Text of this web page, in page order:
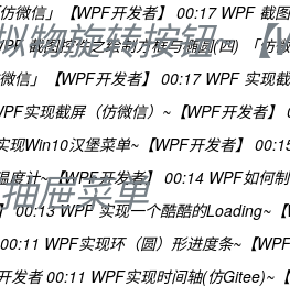
微信」【WPF开发者】 00:17 WPF 截
截图控件之绘制方框与椭圆(四) 「仿
信」【WPF开发者】 00:17 WPF 实现
实现截屏（仿微信）~【WPF开发者
现Win10汉堡菜单~【WPF开发者】
度计~【WPF开发者】 00:14 WPF如何
00:13 WPF 实现一个酷酷的Loading~
WPF实现环（圆）形进度条~【
发者 00:11 WPF实现时间轴(仿Gitee)~
物旋转按钮~【
屉菜单